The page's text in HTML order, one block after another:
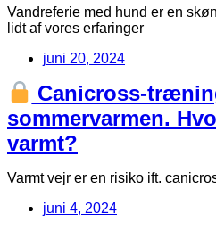
Vandreferie med hund er en
lidt af vores erfaringer
juni 20, 2024
Canicross-
sommervarmen.
varmt?
Varmt vejr er en risiko ift.
juni 4, 2024